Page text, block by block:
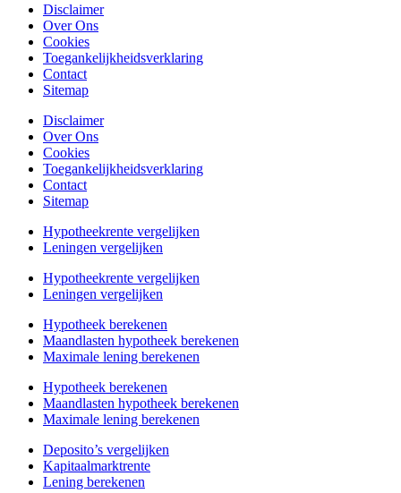
Disclaimer
Over Ons
Cookies
Toegankelijkheidsverklaring
Contact
Sitemap
Disclaimer
Over Ons
Cookies
Toegankelijkheidsverklaring
Contact
Sitemap
Hypotheekrente vergelijken
Leningen vergelijken
Hypotheekrente vergelijken
Leningen vergelijken
Hypotheek berekenen
Maandlasten hypotheek berekenen
Maximale lening berekenen
Hypotheek berekenen
Maandlasten hypotheek berekenen
Maximale lening berekenen
Deposito’s vergelijken
Kapitaalmarktrente
Lening berekenen